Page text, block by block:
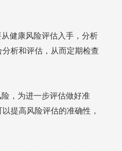
健康风险评估入手，分析
析和评估，从而定期检查
，为进一步评估做好准
提高风险评估的准确性，